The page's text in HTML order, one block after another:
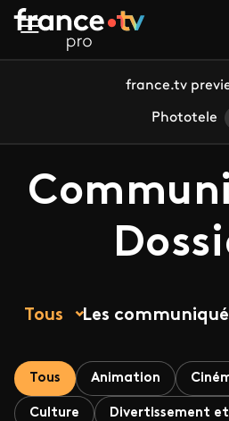
Aller au contenu principal
france.tv
Phototele
Tous Les
Tous Animation
Culture Divertissement